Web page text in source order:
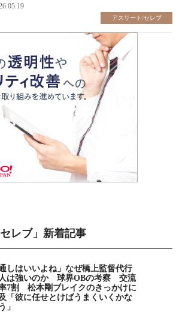
アスリート/セレブ
レブ」新着記事
通しはいいよね」なぜ橋上監督代行
は強いのか 球界OBの考察 交流
7割 松本剛ブレイクのきっかけに
「彼に任せとけばうまくいくかな
」